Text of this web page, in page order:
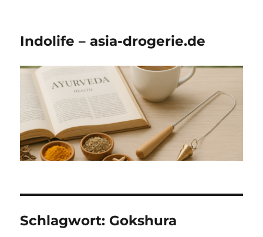
Indolife – asia-drogerie.de
Schlagwort: Gokshura